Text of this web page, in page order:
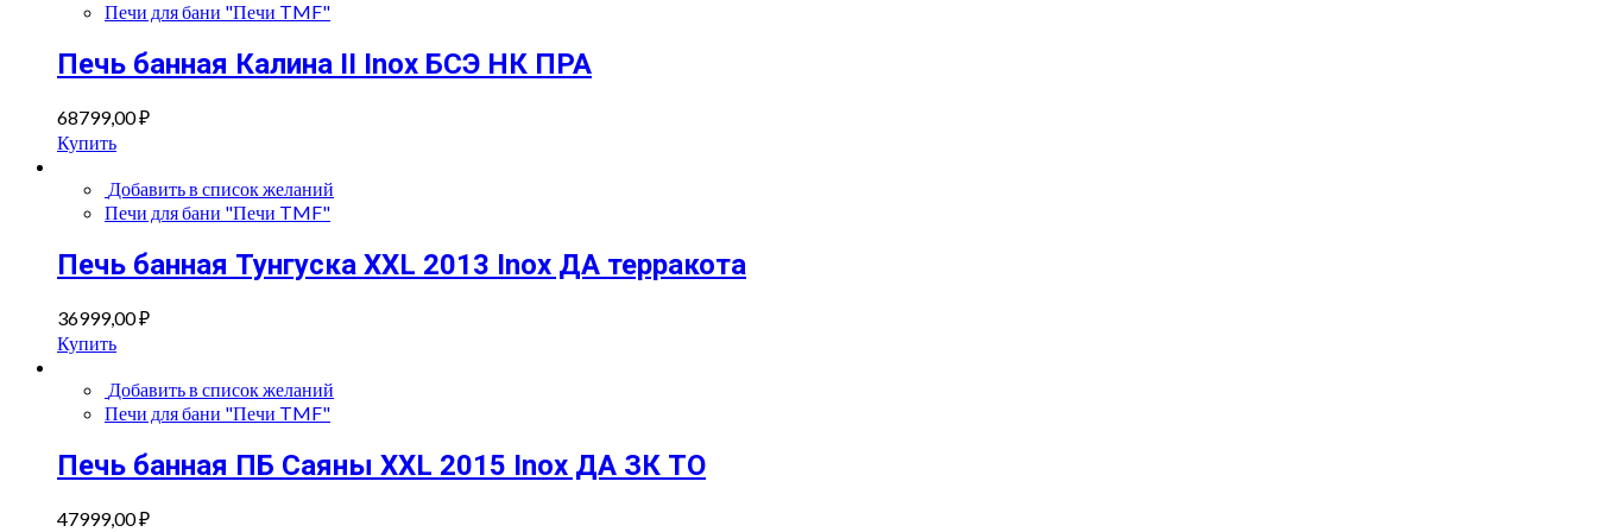
Печи для бани "Печи TMF"
Печь банная Калина II Inox БСЭ НК ПРА
68799,00₽
Купить
Добавить в список желаний
Печи для бани "Печи TMF"
Печь банная Тунгуска XXL 2013 Inox ДА терракота
36999,00₽
Купить
Добавить в список желаний
Печи для бани "Печи TMF"
Печь банная ПБ Саяны XXL 2015 Inox ДА ЗК ТО
47999,00₽